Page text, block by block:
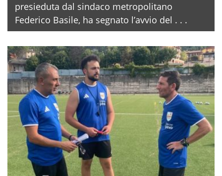
presieduta dal sindaco metropolitano
Federico Basile, ha segnato l’avvio del . . .